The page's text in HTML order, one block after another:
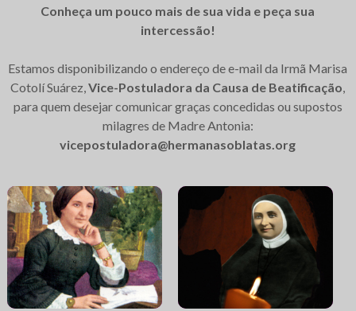
Conheça um pouco mais de sua vida e peça sua
intercessão!
Estamos disponibilizando o endereço de e-mail da Irmã Marisa
Cotolí Suárez,Vice-Postuladora da Causa de Beatificação,
para quem desejar comunicar graças concedidas ou supostos
milagres de Madre Antonia:
vicepostuladora@hermanasoblatas.org